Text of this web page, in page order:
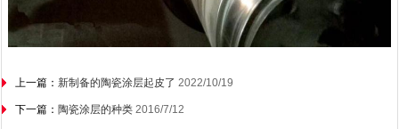
上一篇：新制备的陶瓷涂层起皮了 2022/10/19
下一篇： 陶瓷涂层的种类 2016/7/12